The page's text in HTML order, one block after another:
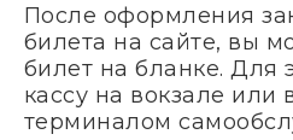
После оформления
билета на сайте, вы
билет на бланке. Для
кассу на вокзале или
терминалом